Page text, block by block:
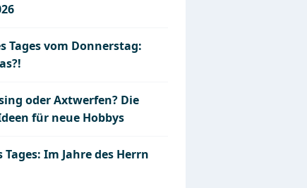
Tages vom Donnerstag:
oder Axtwerfen? Die
für neue Hobbys
Tages: Im Jahre des Herrn